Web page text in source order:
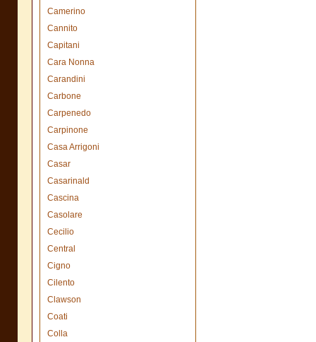
Camerino
Cannito
Capitani
Cara Nonna
Carandini
Carbone
Carpenedo
Carpinone
Casa Arrigoni
Casar
Casarinald
Cascina
Casolare
Cecilio
Central
Cigno
Cilento
Clawson
Coati
Colla